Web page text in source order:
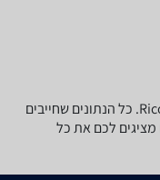
לפניכם מפרט טכני של מקרן Ricoh WUL5860. כל הנתונים שחייבים
מציגים לכם את כל